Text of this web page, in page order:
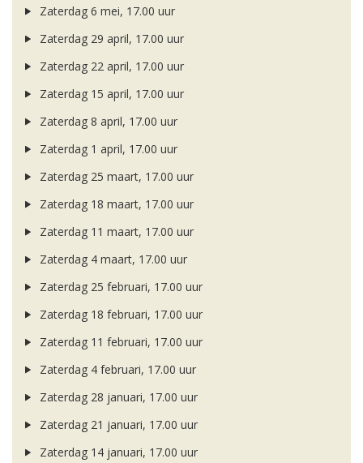
Zaterdag 6 mei, 17.00 uur
Zaterdag 29 april, 17.00 uur
Zaterdag 22 april, 17.00 uur
Zaterdag 15 april, 17.00 uur
Zaterdag 8 april, 17.00 uur
Zaterdag 1 april, 17.00 uur
Zaterdag 25 maart, 17.00 uur
Zaterdag 18 maart, 17.00 uur
Zaterdag 11 maart, 17.00 uur
Zaterdag 4 maart, 17.00 uur
Zaterdag 25 februari, 17.00 uur
Zaterdag 18 februari, 17.00 uur
Zaterdag 11 februari, 17.00 uur
Zaterdag 4 februari, 17.00 uur
Zaterdag 28 januari, 17.00 uur
Zaterdag 21 januari, 17.00 uur
Zaterdag 14 januari, 17.00 uur